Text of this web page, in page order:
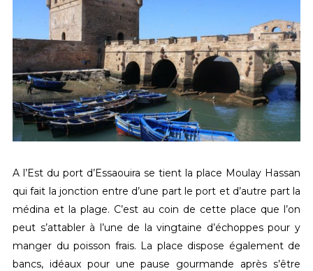
A l’Est du port d’Essaouira se tient la place Moulay Hassan
qui fait la jonction entre d’une part le port et d’autre part la
médina et la plage. C’est au coin de cette place que l’on
peut s’attabler à l’une de la vingtaine d’échoppes pour y
manger du poisson frais. La place dispose également de
bancs, idéaux pour une pause gourmande après s’être